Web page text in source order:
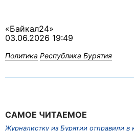
«Байкал24»
03.06.2026 19:49
Политика Республика Бурятия
САМОЕ ЧИТАЕМОЕ
Журналистку из Бурятии отправили в